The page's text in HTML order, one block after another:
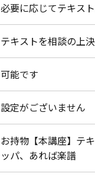
必要に応じてテキス
テキストを相談の上
可能です
設定がございません
お持物【本講座】テ
ッパ、あれば楽譜